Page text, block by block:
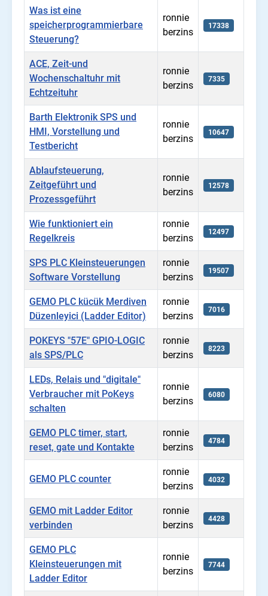
Was ist eine
speicherprogrammierbare
Steuerung?
ronnie
berzins
17338
ACE, Zeit-und
Wochenschaltuhr mit
Echtzeituhr
ronnie
berzins
7335
Barth Elektronik SPS und
HMI, Vorstellung und
Testbericht
ronnie
berzins
10647
Ablaufsteuerung,
Zeitgeführt und
Prozessgeführt
ronnie
berzins
12578
Wie funktioniert ein
Regelkreis
ronnie
berzins
12497
SPS PLC Kleinsteuerungen
Software Vorstellung
ronnie
berzins
19507
GEMO PLC kücük Merdiven
Düzenleyici (Ladder Editor)
ronnie
berzins
7016
POKEYS "57E" GPIO-LOGIC
als SPS/PLC
ronnie
berzins
8223
LEDs, Relais und "digitale"
Verbraucher mit PoKeys
schalten
ronnie
berzins
6080
GEMO PLC timer, start,
reset, gate und Kontakte
ronnie
berzins
4784
GEMO PLC counter
ronnie
berzins
4032
GEMO mit Ladder Editor
verbinden
ronnie
berzins
4428
GEMO PLC
Kleinsteuerungen mit
Ladder Editor
ronnie
berzins
7744